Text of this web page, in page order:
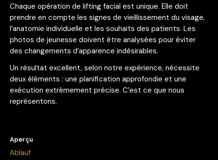
Chaque opération de lifting facial est unique. Elle doit
prendre en compte les signes de vieillissement du visage,
l’anatomie individuelle et les souhaits des patients. Les
photos de jeunesse doivent être analysées pour éviter
des changements d’apparence indésirables.
Un résultat excellent, selon notre expérience, nécessite
deux éléments : une planification approfondie et une
exécution extrêmement précise. C’est ce que nous
représentons.
Aperçu
Ablauf